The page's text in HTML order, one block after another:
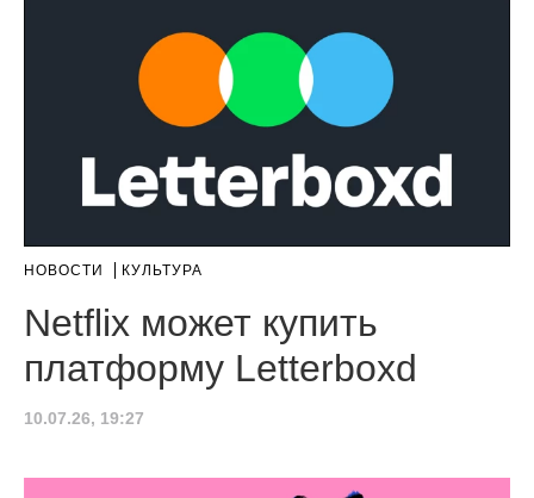
НОВОСТИ КУЛЬТУРА
Netflix может купить
платформу Letterboxd
10.07.26, 19:27